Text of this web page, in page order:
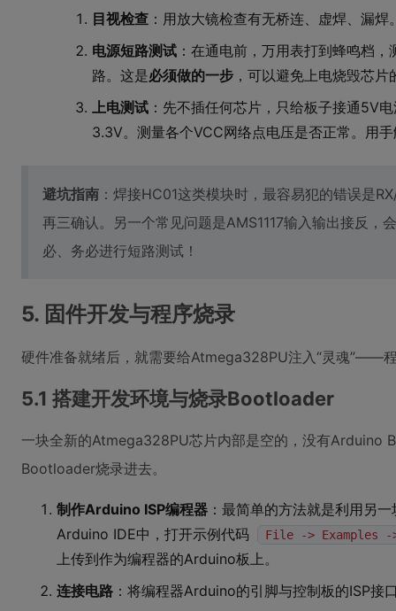
目视检查 ：用放大镜检查有无桥连、虚焊、漏焊
电源短路测试 ：在通电前，万用表打到蜂鸣档
路。这是必须做的一步 ，可以避免上电烧毁芯片
上电测试 ：先不插任何芯片，只给板子接通5V
3.3V。测量各个VCC网络点电压是否正常。用
避坑指南 ：焊接HC01这类模块时，最容易犯的错误是
再三确认。另一个常见问题是AMS1117输入输出接反，
必、务必进行短路测试！
5. 固件开发与程序烧录
硬件准备就绪后，就需要给Atmega328PU注入“灵魂”——
5.1 搭建开发环境与烧录Bootloader
一块全新的Atmega328PU芯片内部是空的，没有Arduino
Bootloader烧录进去。
制作Arduino ISP编程器 ：最简单的方法就是利用另
Arduino IDE中，打开示例代码
File -> Examples -
上传到作为编程器的Arduino板上。
连接电路 ：将编程器Arduino的引脚与控制板的ISP接